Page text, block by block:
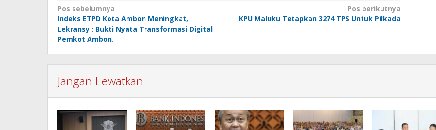
Navigasi
pos
Pos sebelumnya
Indeks ETPD Kota Ambon Meningkat,
Lekransy : Bukti Nyata Transformasi Digital
Pemkot Ambon.
Pos berikutnya
KPU Maluku Tetapkan 3274 TPS Untuk Pilkada
Jangan Lewatkan